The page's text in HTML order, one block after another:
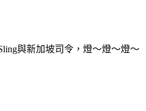
與新加坡司令，燈～燈～燈～